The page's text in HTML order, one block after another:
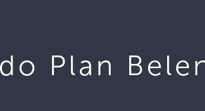
Plan